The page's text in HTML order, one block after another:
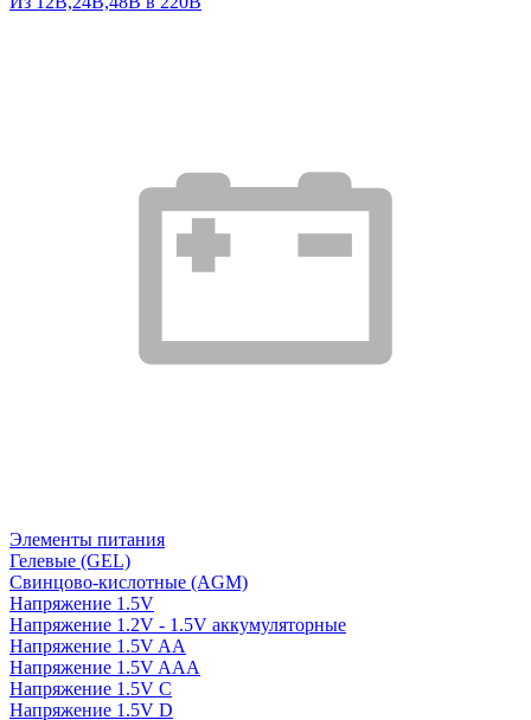
Элементы питания
Гелевые (GEL)
Свинцово-кислотные (AGM)
Напряжение 1.5V
Напряжение 1.2V - 1.5V аккумуляторные
Напряжение 1.5V AA
Напряжение 1.5V AAA
Напряжение 1.5V C
Напряжение 1.5V D